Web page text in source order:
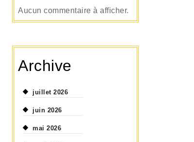
Aucun commentaire à afficher.
Archive
juillet 2026
juin 2026
mai 2026